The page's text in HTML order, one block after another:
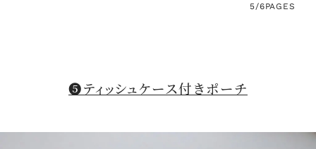
5/6PAGES
❺ティッシュケース付きポーチ